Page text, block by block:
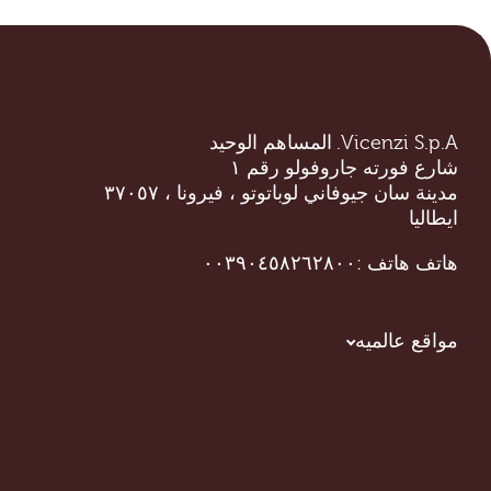
Vicenzi S.p.A. المساهم الوحيد
شارع فورته جاروفولو رقم ١
مدينة سان جيوفاني لوباتوتو ، فيرونا ، ٣٧٠٥٧
ايطاليا
هاتف هاتف :٠٠٣٩٠٤٥٨٢٦٢٨٠٠
مواقع عالميه